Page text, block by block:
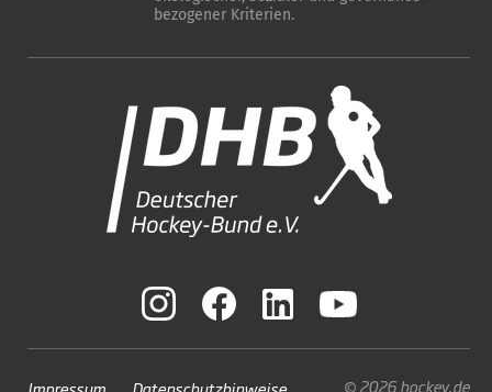
bezogener Kriterien.
© 2026 hockey.de